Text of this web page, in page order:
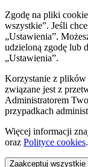
Zgodę na pliki
wszystkie”. Jeśli
„Ustawienia”.
udzieloną zgodę lub
„Ustawienia”.
Korzystanie z plików
związane jest z
Administratorem
przypadkach
Więcej informacji
oraz Polityce cookies.
Zaakceptuj wszystkie